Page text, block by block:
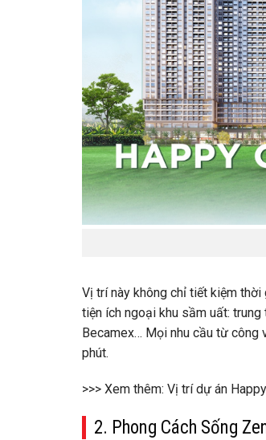
Vị trí này không chỉ tiết kiệm
tiện ích ngoại khu sầm uất:
Becamex… Mọi nhu cầu từ
phút.
>>> Xem thêm: Vị trí dự án
2. Phong Cách Sống